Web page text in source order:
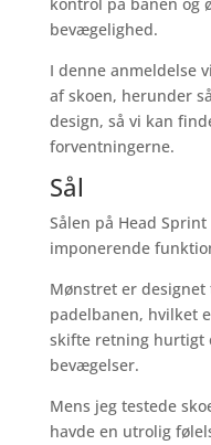
bevægelighed.
I denne anmeldelse
af skoen, herunder
design, så vi kan
forventningerne.
Sål
Sålen på Head
imponerende
Mønstret er
padelbanen, hvilket
skifte retning hurtigt
bevægelser.
Mens jeg testede
havde en utrolig